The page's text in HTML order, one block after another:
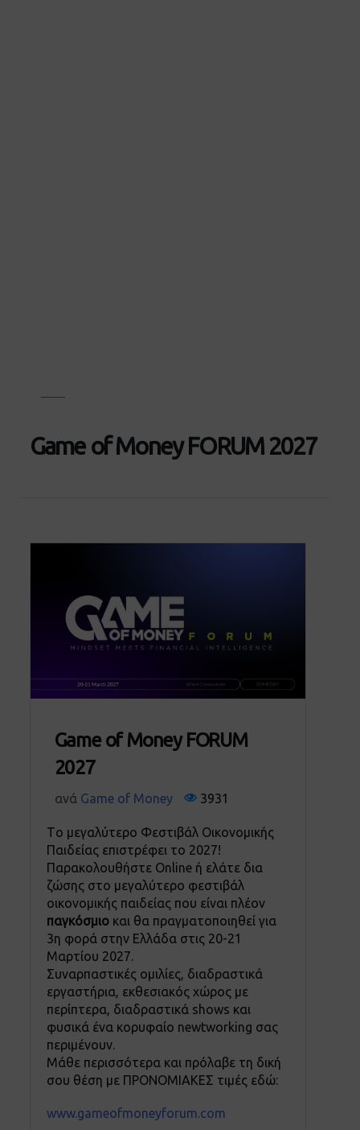
Game of Money FORUM 2027
Game of Money FORUM
2027
ανά Game of Money 3931
Tο μεγαλύτερο Φεστιβάλ Οικονομικής
Παιδείας επιστρέφει το 2027!
Παρακολουθήστε Online ή ελάτε δια
ζώσης στο μεγαλύτερο φεστιβάλ
οικονομικής παιδείας που είναι πλέον
παγκόσμιοκαι θα πραγματοποιηθεί για
3η φορά στην Ελλάδα στις 20-21
Μαρτίου 2027.
Συναρπαστικές ομιλίες, διαδραστικά
εργαστήρια, εκθεσιακός χώρος με
περίπτερα, διαδραστικά shows και
φυσικά ένα κορυφαίο newtworking σας
περιμένουν.
Μάθε περισσότερα και πρόλαβε τη δική
σου θέση με ΠΡΟΝΟΜΙΑΚΕΣ τιμές εδώ:
www.gameofmoneyforum.com